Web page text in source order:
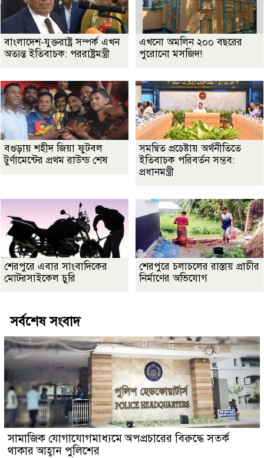
বাংলাদেশ-যুক্তরাষ্ট্র সম্পর্ক এখন
অত্যন্ত ইতিবাচক: পররাষ্ট্রমন্ত্রী
এখনো অমলিন ২০০ বছরের
পুরোনো মসজিদ!
বগুড়ায় শহীদ জিয়া ফুটবল
টুর্ণামেন্টের প্রথম রাউন্ড শেষ
সমন্বিত প্রচেষ্টায় অর্থনীতিতে
ইতিবাচক পরিবর্তন সম্ভব:
প্রধানমন্ত্রী
শেরপুরে এবার সাংবাদিকের
মোটরসাইকেল চুরি
শেরপুরে চলাচলের রাস্তায় প্রাচীর
নির্মাণের অভিযোগ
সর্বশেষ সংবাদ
সামাজিক যোগাযোগমাধ্যমে অপপ্রচারের বিরুদ্ধে সতর্ক
থাকার আহ্বান পুলিশের